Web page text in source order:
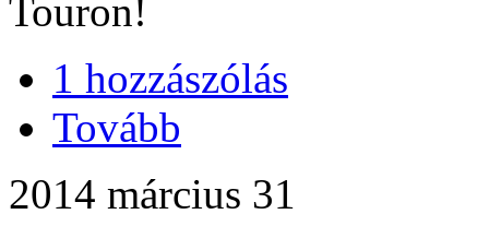
Touron!
1 hozzászólás
Tovább
2014 március 31